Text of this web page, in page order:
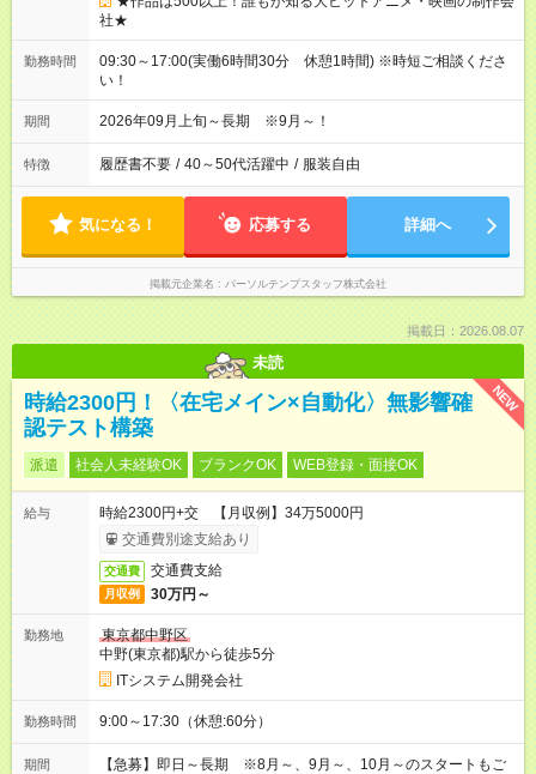
社★
勤務時間
09:30～17:00(実働6時間30分 休憩1時間) ※時短ご相談くださ
い！
期間 2026年09月上旬～長期 ※9月～！
特徴 履歴書不要 / 40～50代活躍中 / 服装自由
気になる！ 応募する 詳細へ
掲載元企業名 パーソルテンプスタッフ株式会社
掲載日：2026.08.07
未読
NEW
時給2300円！〈在宅メイン×自動化〉無影響確
認テスト構築
派遣 社会人未経験OK ブランクOK WEB登録・面接OK
給与
時給2300円+交 【月収例】34万5000円
交通費別途支給あり
交通費 交通費支給
月収例 30万円～
勤務地
東京都中野区
中野(東京都)駅から徒歩5分
ITシステム開発会社
勤務時間 9:00～17:30（休憩:60分）
期間
【急募】即日～長期 ※8月～、9月～、10月～のスタートもご